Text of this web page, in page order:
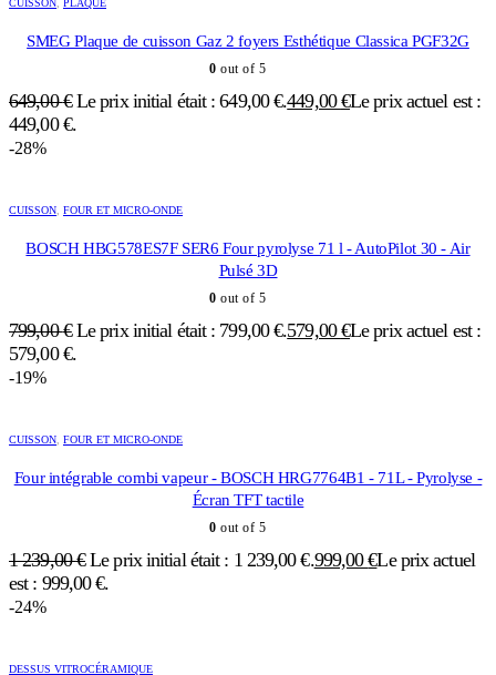
CUISSON PLAQUE
SMEG Plaque de cuisson Gaz 2 foyers Esthétique Classica PGF32G
0 out of 5
649,00€ Le prix initial était : 649,00 €.449,00€Le prix actuel est :
449,00 €.
-28%
CUISSON FOUR ET MICRO-ONDE
BOSCH HBG578ES7F SER6 Four pyrolyse 71 l - AutoPilot 30 - Air
Pulsé 3D
0 out of 5
799,00€ Le prix initial était : 799,00 €.579,00€Le prix actuel est :
579,00 €.
-19%
CUISSON FOUR ET MICRO-ONDE
Four intégrable combi vapeur - BOSCH HRG7764B1 - 71L - Pyrolyse -
Écran TFT tactile
0 out of 5
1 239,00€ Le prix initial était : 1 239,00 €.999,00€Le prix actuel
est : 999,00 €.
-24%
DESSUS VITROCÉRAMIQUE